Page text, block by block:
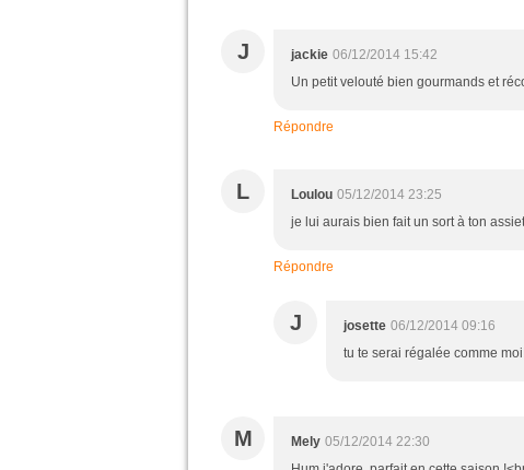
J jackie 06/12/2014 15:42
Un petit velouté bien gourmands et
Répondre
L Loulou 05/12/2014 23:25
je lui aurais bien fait un sort à ton
Répondre
J josette 06/12/2014 09:16
tu te serai régalée comme
M Mely 05/12/2014 22:30